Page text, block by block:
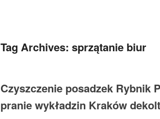
Tag Archives: sprzątanie biur
Czyszczenie posadzek Rybnik
pranie wykładzin Kraków